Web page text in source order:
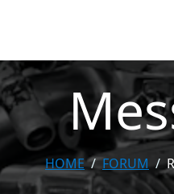
HOME FORUM